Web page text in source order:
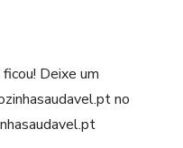
Deixe um
no